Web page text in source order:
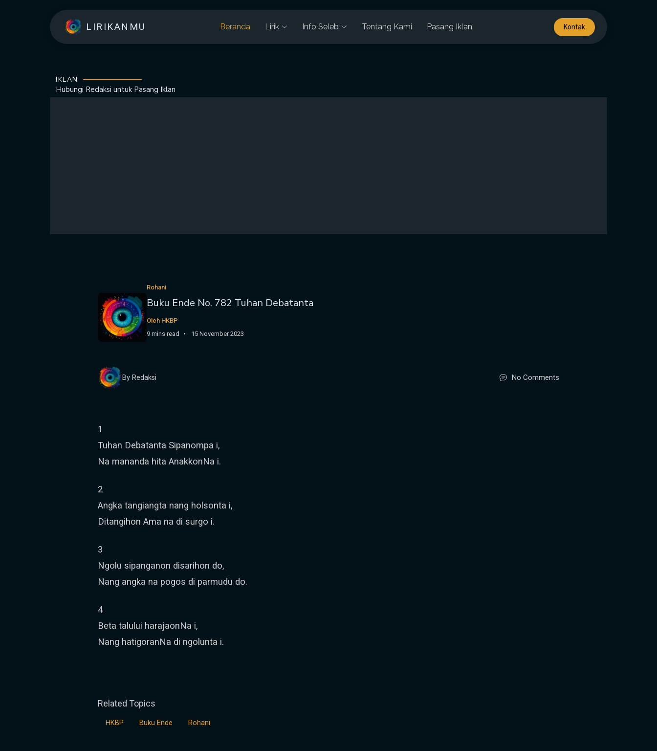
LIRIKANMU Beranda Lirik Info Seleb Tentang Kami Pasang Iklan Kontak
IKLAN
Hubungi Redaksi untuk Pasang Iklan
Rohani
Buku Ende No. 782 Tuhan Debatanta
Oleh HKBP
9 mins read
15 November 2023
By Redaksi No Comments
1
Tuhan Debatanta Sipanompa i,
Na mananda hita AnakkonNa i.
2
Angka tangiangta nang holsonta i,
Ditangihon Ama na di surgo i.
3
Ngolu sipanganon disarihon do,
Nang angka na pogos di parmudu do.
4
Beta talului harajaonNa i,
Nang hatigoranNa di ngolunta i.
Related Topics
HKBP Buku Ende Rohani